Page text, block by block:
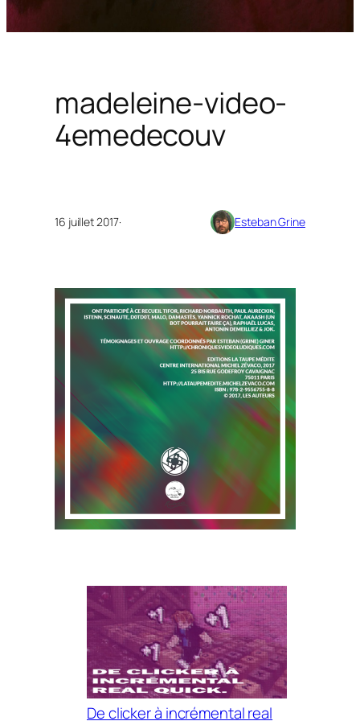
madeleine-video-
4emedecouv
16 juillet 2017· Esteban Grine
De clicker à incrémental real